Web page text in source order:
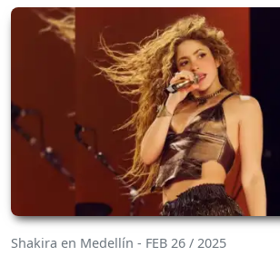
Shakira en Medellín - FEB 26 / 2025